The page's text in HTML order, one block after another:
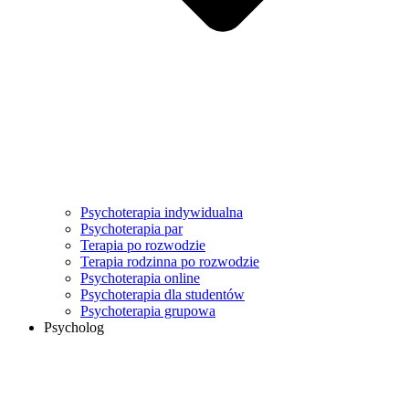
Psychoterapia indywidualna
Psychoterapia par
Terapia po rozwodzie
Terapia rodzinna po rozwodzie
Psychoterapia online
Psychoterapia dla studentów
Psychoterapia grupowa
Psycholog